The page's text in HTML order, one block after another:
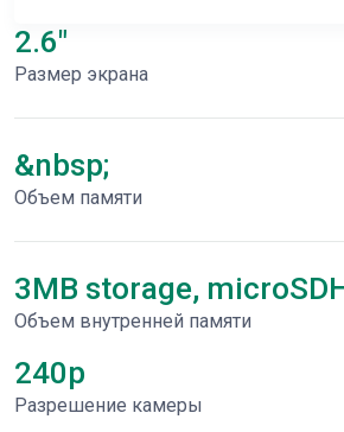
2.6"
Размер экрана
&nbsp;
Объем памяти
3MB storage,
Объем внутренней памяти
240p
Разрешение камеры